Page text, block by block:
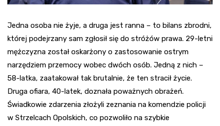
Jedna osoba nie żyje, a druga jest ranna – to bilans zbrodni,
której podejrzany sam zgłosił się do stróżów prawa. 29-letni
mężczyzna został oskarżony o zastosowanie ostrym
narzędziem przemocy wobec dwóch osób. Jedną z nich –
58-latka, zaatakował tak brutalnie, że ten stracił życie.
Druga ofiara, 40-latek, doznała poważnych obrażeń.
Świadkowie zdarzenia złożyli zeznania na komendzie policji
w Strzelcach Opolskich, co pozwoliło na szybkie